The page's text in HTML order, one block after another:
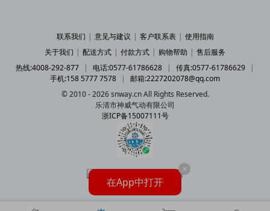
联系我们 | 意见与建议 | 客户联系表 | 使用指南
关于我们 | 配送方式 | 付款方式 | 购物帮助 | 售后服务
热线:4008-292-877
| 电话:0577-61786628 | 传真:0577-61786629
|
手机:158 5777 7578
|
邮箱:2227202078@qq.com
© 2010 - 2026 snway.cn All Rights Reserved.
乐清市神威气动有限公司
浙ICP备15007111号
在App中打开
×